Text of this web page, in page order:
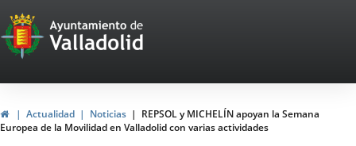
Portal
Web
del
Ayuntamiento
HomeActualidad Noticias
REPSOL y MICHELÍN apoyan la Semana
Europea de la Movilidad en Valladolid con varias actividades